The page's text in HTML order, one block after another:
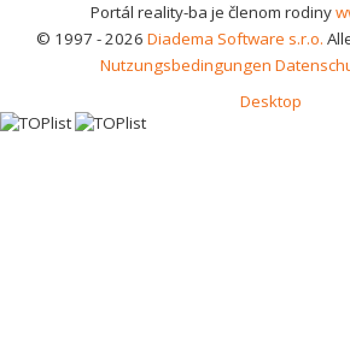
Portál reality-ba je členom rodiny
© 1997 - 2026 Diadema Software s.r.o.
Nutzungsbedingungen
Desktop